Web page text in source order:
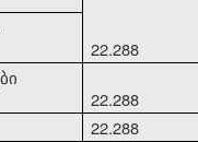
22.288
22.288
22.288